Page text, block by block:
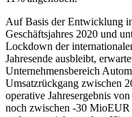
Auf Basis der Entwicklung
Geschäftsjahres 2020 und
Lockdown der
Jahresende ausbleibt,
Unternehmensbereich
Umsatzrückgang zwischen
operative Jahresergebnis
noch zwischen -30